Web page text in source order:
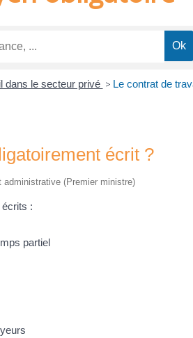
dans le secteur privé > Le contrat de
écrit ?
(Premier ministre)
:
partiel